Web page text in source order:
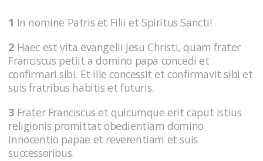
1 In nomine Patris et Filii et Spiritus Sancti!
2 Haec est vita evangelii Jesu Christi, quam frater
Franciscus petiit a domino papa concedi et
confirmari sibi. Et ille concessit et confirmavit sibi et
suis fratribus habitis et futuris.
3 Frater Franciscus et quicumque erit caput istius
religionis promittat obedientiam domino
Innocentio papae et reverentiam et suis
successoribus.